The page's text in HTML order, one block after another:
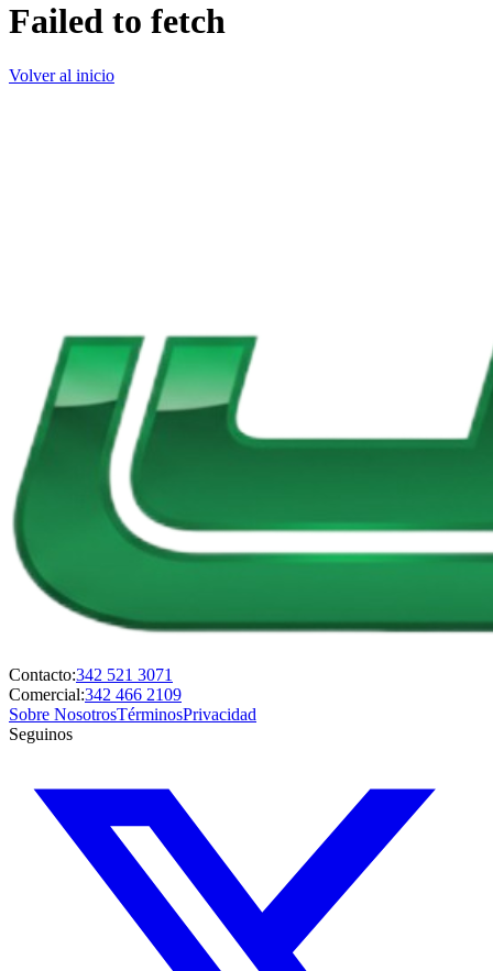
Failed to fetch
Volver al inicio
Contacto:342 521 3071
Comercial:342 466 2109
Sobre NosotrosTérminosPrivacidad
Seguinos